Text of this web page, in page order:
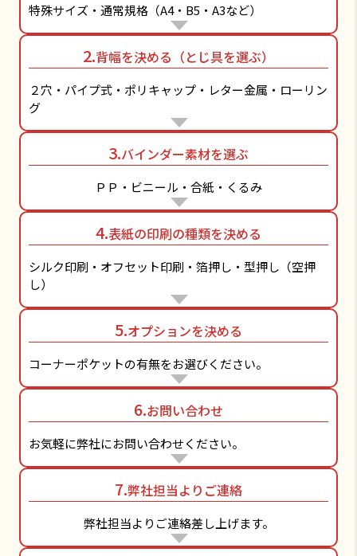
特殊サイズ・通常規格（A4・B5・A3など）
2.背幅を決める（とじ具を選ぶ）
２穴・パイプ式・ポリキャップ・レター金属・ローリン
グ
3.バインダー素材を選ぶ
ＰＰ・ビニール・合紙・くるみ
4.表紙の印刷の種類を決める
シルク印刷・オフセット印刷・箔押し・型押し（空押
し）
5.オプションを決める
コーナーポケットの有無をお選びください。
6.お問い合わせ
お気軽に弊社にお問い合わせください。
7.弊社担当よりご連絡
弊社担当よりご連絡差し上げます。